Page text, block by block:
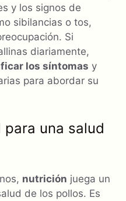
y los signos de
sibilancias o tos,
Si
diariamente,
los síntomas y
para abordar su
una salud
nutrición juega un
de los pollos. Es